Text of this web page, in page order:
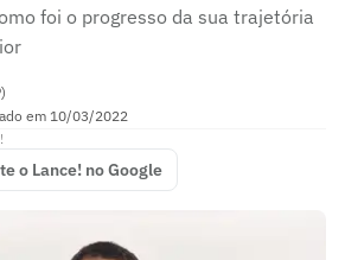
foi o progresso da sua trajetória
em 10/03/2022
o Lance! no Google